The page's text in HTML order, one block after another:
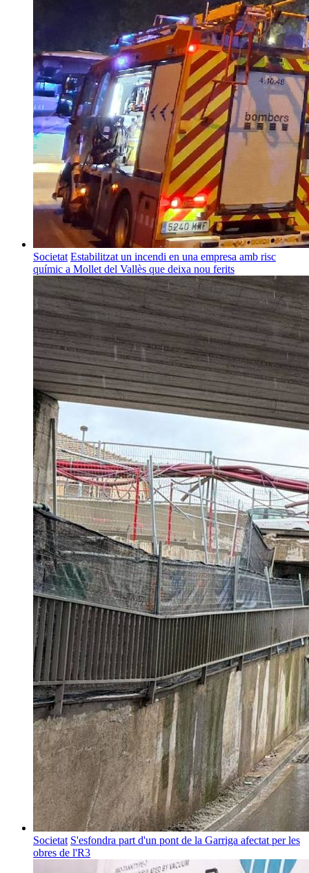
Societat Estabilitzat un incendi en una empresa amb risc
químic a Mollet del Vallès que deixa nou ferits
Societat S'esfondra part d'un pont de la Garriga afectat per les
obres de l'R3